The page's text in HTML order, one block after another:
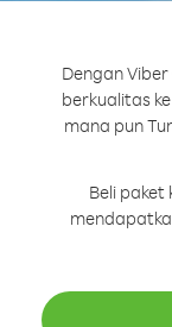
Dengan
berkualitas
mana pun
Beli